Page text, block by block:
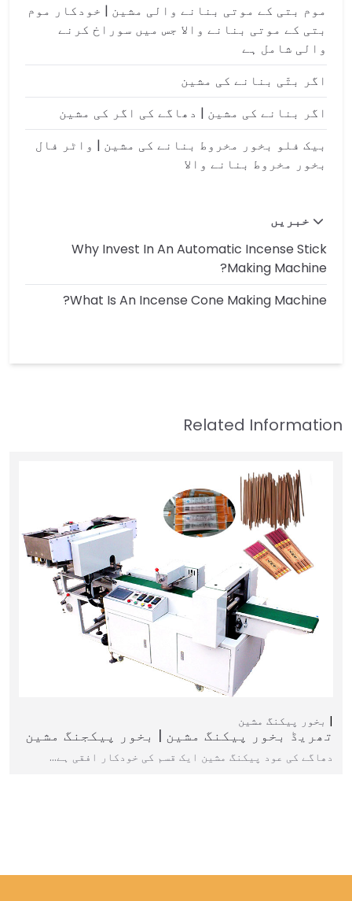
موم بتی کے موتی بنانے والی مشین | خودکار موم
بتی کے موتی بنانے والا جس میں سوراخ کرنے
والی شامل ہے
اگر بتّی بنانے کی مشین
اگر بنانے کی مشین | دھاگے کی اگر کی مشین
بیک فلو بخور مخروط بنانے کی مشین | واٹر فال
بخور مخروط بنانے والا
خبریں
Why Invest In An Automatic Incense Stick
Making Machine?
What Is An Incense Cone Making Machine?
بخور پیکنگ مشین
تھریڈ بخور پیکنگ مشین | بخور پیکجنگ مشین
دھاگے کی عود پیکنگ مشین ایک قسم کی خودکار افقی ہے…